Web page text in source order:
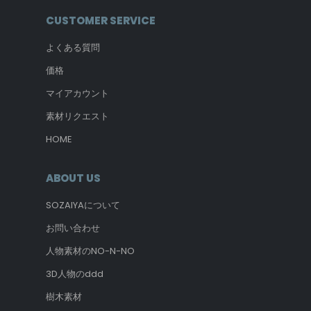
CUSTOMER SERVICE
よくある質問
価格
マイアカウント
素材リクエスト
HOME
ABOUT US
SOZAIYAについて
お問い合わせ
人物素材のNO-N-NO
3D人物のddd
樹木素材